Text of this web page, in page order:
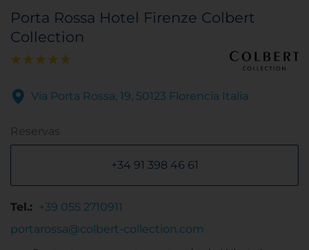
Porta Rossa Hotel Firenze Colbert
Collection
Via Porta Rossa, 19, 50123 Florencia Italia
Reservas
+34 91 398 46 61
Tel.: +39 055 2710911
portarossa@colbert-collection.com